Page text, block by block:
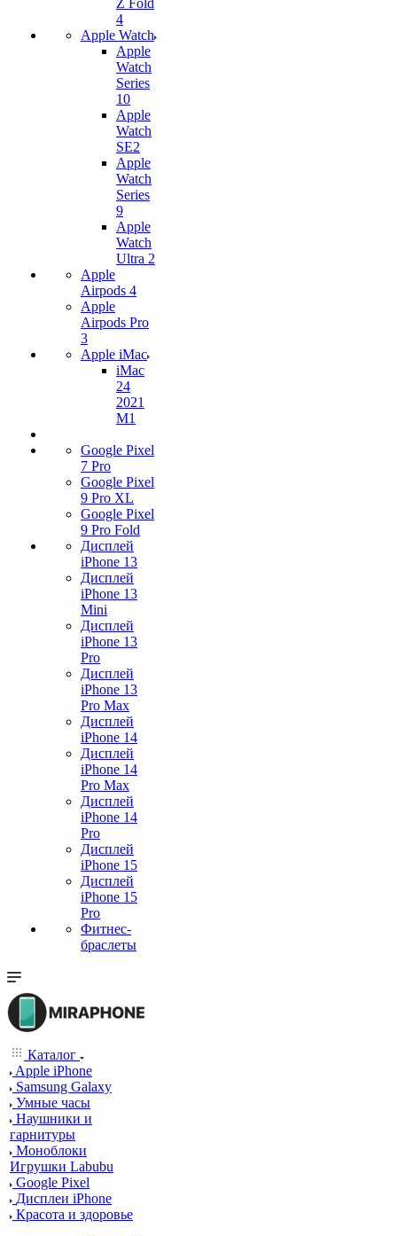
Z Fold
4
Apple Watch
Apple
Watch
Series
10
Apple
Watch
SE2
Apple
Watch
Series
9
Apple
Watch
Ultra 2
Apple
Airpods 4
Apple
Airpods Pro
3
Apple iMac
iMac
24
2021
M1
Google Pixel
7 Pro
Google Pixel
9 Pro XL
Google Pixel
9 Pro Fold
Дисплей
iPhone 13
Дисплей
iPhone 13
Mini
Дисплей
iPhone 13
Pro
Дисплей
iPhone 13
Pro Max
Дисплей
iPhone 14
Дисплей
iPhone 14
Pro Max
Дисплей
iPhone 14
Pro
Дисплей
iPhone 15
Дисплей
iPhone 15
Pro
Фитнес-
браслеты
Каталог
Apple iPhone
Samsung Galaxy
Умные часы
Наушники и
гарнитуры
Моноблоки
Игрушки Labubu
Google Pixel
Дисплеи iPhone
Красота и здоровье